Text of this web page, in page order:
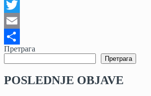
Facebook
Twitter
Email
Share
Претрага
Претрага
POSLEDNJE OBJAVE